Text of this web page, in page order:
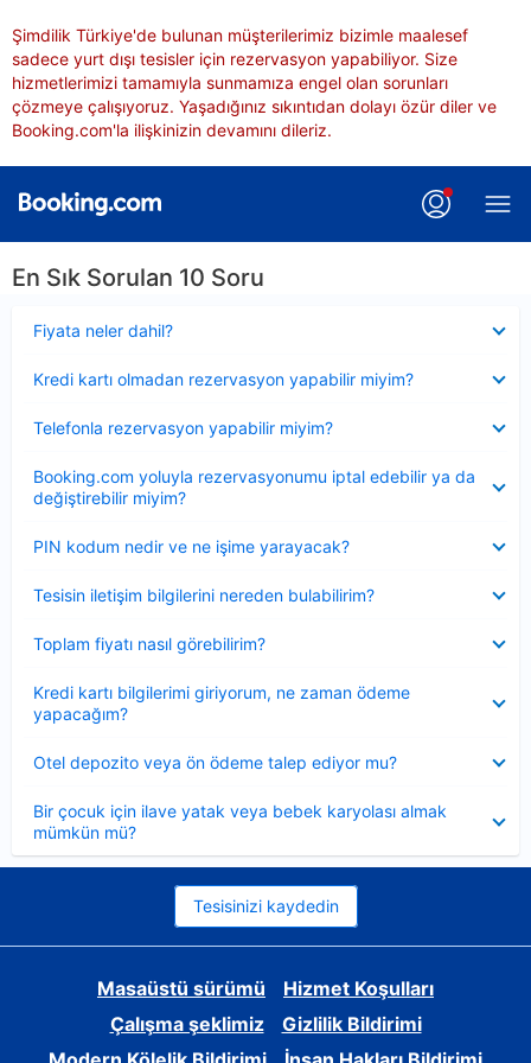
Şimdilik Türkiye'de bulunan müşterilerimiz bizimle maalesef
sadece yurt dışı tesisler için rezervasyon yapabiliyor. Size
hizmetlerimizi tamamıyla sunmamıza engel olan sorunları
çözmeye çalışıyoruz. Yaşadığınız sıkıntıdan dolayı özür diler ve
Booking.com'la ilişkinizin devamını dileriz.
En Sık Sorulan 10 Soru
Fiyata neler dahil?
Kredi kartı olmadan rezervasyon yapabilir miyim?
Telefonla rezervasyon yapabilir miyim?
Booking.com yoluyla rezervasyonumu iptal edebilir ya da
değiştirebilir miyim?
PIN kodum nedir ve ne işime yarayacak?
Tesisin iletişim bilgilerini nereden bulabilirim?
Toplam fiyatı nasıl görebilirim?
Kredi kartı bilgilerimi giriyorum, ne zaman ödeme
yapacağım?
Otel depozito veya ön ödeme talep ediyor mu?
Bir çocuk için ilave yatak veya bebek karyolası almak
mümkün mü?
Tesisinizi kaydedin
Masaüstü sürümü
Hizmet Koşulları
Çalışma şeklimiz
Gizlilik Bildirimi